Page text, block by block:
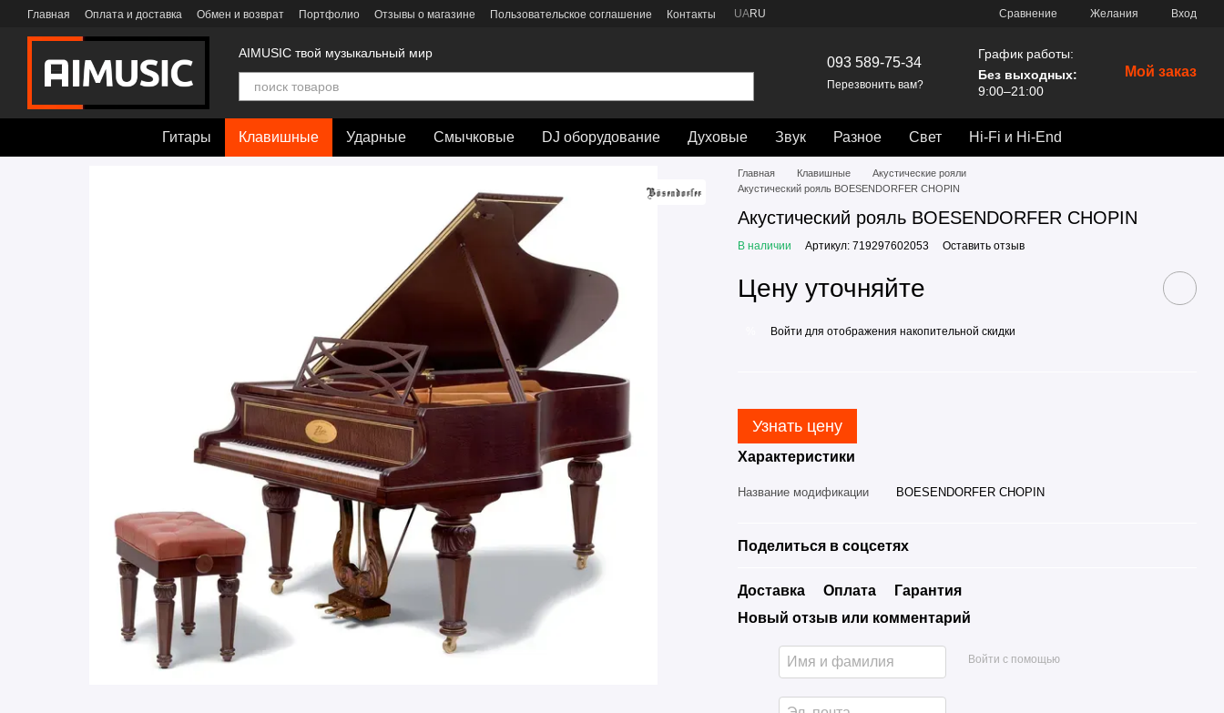
Перейти к основному контенту
Главная Оплата и доставка Обмен и возврат Портфолио Отзывы о магазине Пользовательское соглашение Контакты UARU Сравнение Желания Вход
AIMUSIC твой музыкальный мир
093 589-75-34
Перезвонить вам?
График работы:
Без выходных:
9:00–21:00
Мой заказ
Гитары Клавишные Ударные Смычковые DJ оборудование Духовые Звук Разное Свет Hi-Fi и Hi-End
Главная Клавишные
Акустические рояли
Акустический рояль BOESENDORFER CHOPIN
Акустический рояль BOESENDORFER CHOPIN
В наличии Артикул: 719297602053 Оставить отзыв
Цену уточняйте
Войти для отображения накопительной скидки
Узнать цену
Характеристики
Название модификации BOESENDORFER CHOPIN
Поделиться в соцсетях
Доставка Оплата
Гарантия
Новый отзыв или комментарий
Войти с помощью